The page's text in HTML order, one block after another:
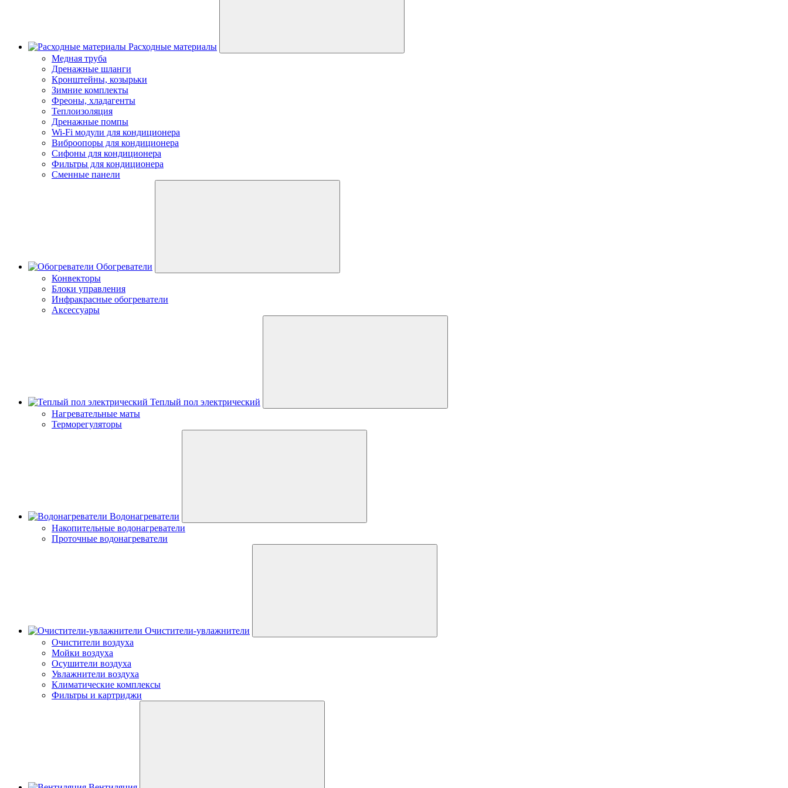
Расходные материалы
Медная труба
Дренажные шланги
Кронштейны, козырьки
Зимние комплекты
Фреоны, хладагенты
Теплоизоляция
Дренажные помпы
Wi-Fi модули для кондиционера
Виброопоры для кондиционера
Сифоны для кондиционера
Фильтры для кондиционера
Сменные панели
Обогреватели
Конвекторы
Блоки управления
Инфракрасные обогреватели
Аксессуары
Теплый пол электрический
Нагревательные маты
Терморегуляторы
Водонагреватели
Накопительные водонагреватели
Проточные водонагреватели
Очистители-увлажнители
Очистители воздуха
Мойки воздуха
Осушители воздуха
Увлажнители воздуха
Климатические комплексы
Фильтры и картриджи